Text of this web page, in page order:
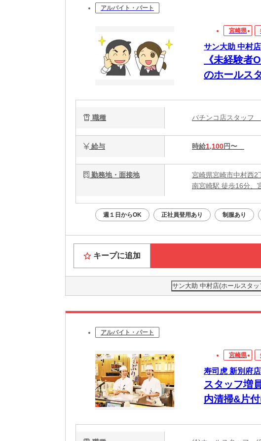
アルバイト・パート
宮崎県
サン大助 中村
《未経験
のホールス
職種 パチンコ店スタッフ
給与 時給1,100円〜
勤務地・面接地
宮崎県宮崎市中村西2
南宮崎駅 徒歩16分、
週１日からOK 正社員登用あり 制服あり
キープに追加
サン大助 中村店(ホールスタ
アルバイト・パート
宮崎県
寿司虎 新別府店
スタッフ増
内清掃&片